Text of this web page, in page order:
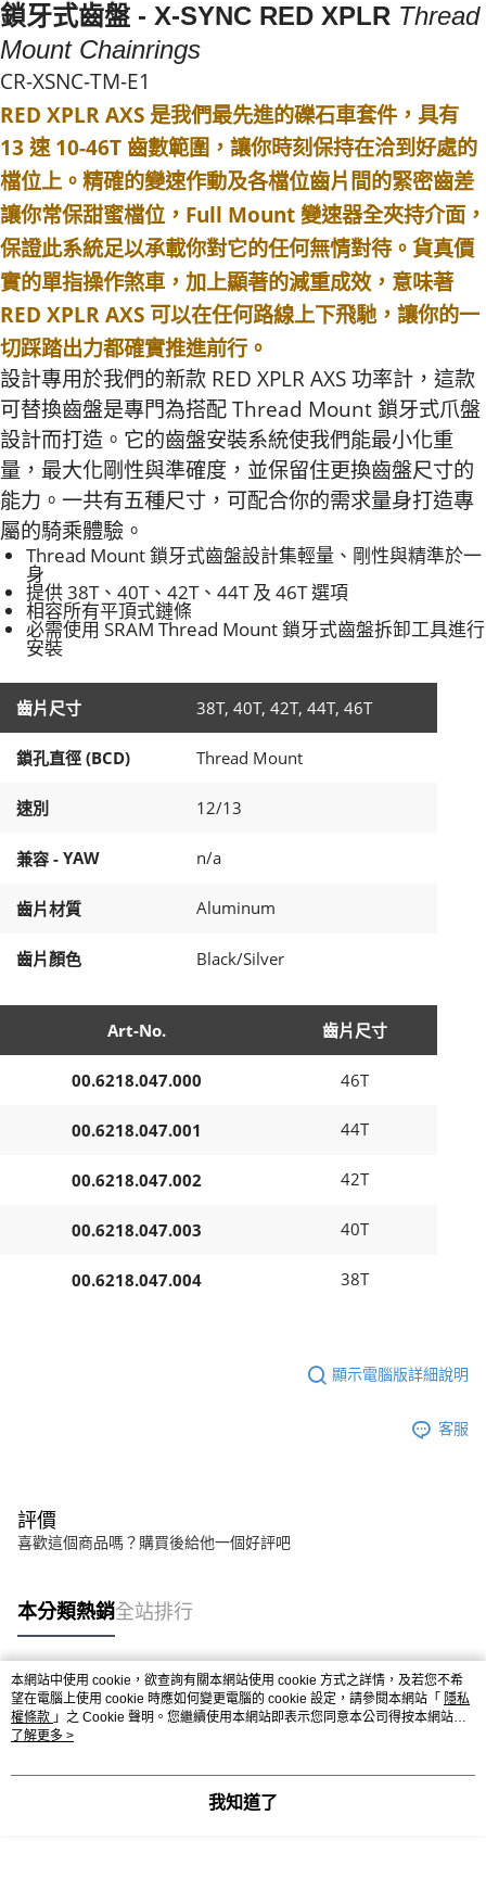
是否繳費成功／繳費後需取消欲退款等相關疑問，請聯繫「AFTEE先享後付
客戶支援中心」https://netprotections.freshdesk.com/support/home
１．透過由恩沛科技股份有限公司提供之「AFTEE先享後付」服務完成之交
易，需依本服務之必要範圍內提供個人資料，並將交易相關給付款項請求債
權轉讓予恩沛科技股份有限公司。
２．關於個人資料處理事宜，請瀏覽以下網址：
３．未成年的使用者請事先徵得法定代理人或監護人之同意方可使用
「AFTEE先享後付」，若未經同意申辦者引起之損失，本公司不負相關責
任。
４．使用「AFTEE先享後付」時，將依據個別帳號之用戶狀況，依本公司即
時審查核予不同之上限額度；若仍有額度不足之情形，本公司將視審查結果
請求用戶進行身份認證。
５．嚴禁一人註冊多個帳號或使用他人資訊註冊。若發現惡意使用之情形，
恩沛科技股份有限公司將有權停止該用戶之使用額度並採取法律行動。
鎖牙式齒盤 - X-SYNC RED XPLR Thread
Mount Chainrings
CR-XSNC-TM-E1
RED XPLR AXS 是我們最先進的礫石車套件，具有
13 速 10-46T 齒數範圍，讓你時刻保持在洽到好處的
檔位上。精確的變速作動及各檔位齒片間的緊密齒差
讓你常保甜蜜檔位，Full Mount 變速器全夾持介面，
保證此系統足以承載你對它的任何無情對待。貨真價
實的單指操作煞車，加上顯著的減重成效，意味著
RED XPLR AXS 可以在任何路線上下飛馳，讓你的一
切踩踏出力都確實推進前行。
設計專用於我們的新款 RED XPLR AXS 功率計，這款
可替換齒盤是專門為搭配 Thread Mount 鎖牙式爪盤
設計而打造。它的齒盤安裝系統使我們能最小化重
量，最大化剛性與準確度，並保留住更換齒盤尺寸的
能力。一共有五種尺寸，可配合你的需求量身打造專
屬的騎乘體驗。
Thread Mount 鎖牙式齒盤設計集輕量、剛性與精準於一
身
提供 38T、40T、42T、44T 及 46T 選項
相容所有平頂式鏈條
必需使用 SRAM Thread Mount 鎖牙式齒盤拆卸工具進行
安裝
齒片尺寸 38T, 40T, 42T, 44T, 46T
鎖孔直徑 (BCD) Thread Mount
速別 12/13
兼容 - YAW n/a
齒片材質 Aluminum
齒片顏色 Black/Silver
Art-No. 齒片尺寸
00.6218.047.000 46T
00.6218.047.001 44T
00.6218.047.002 42T
00.6218.047.003 40T
00.6218.047.004 38T
顯示電腦版詳細說明
客服
評價
喜歡這個商品嗎？購買後給他一個好評吧
本分類熱銷全站排行
熱門標籤
本網站中使用 cookie，欲查詢有關本網站使用 cookie 方式之詳情，及若您不希
望在電腦上使用 cookie 時應如何變更電腦的 cookie 設定，請參閱本網站「 隱私
權條款 」之 Cookie 聲明。您繼續使用本網站即表示您同意本公司得按本網站使
用條款之 Cookie 聲明使用 cookie。
了解更多 >
我知道了